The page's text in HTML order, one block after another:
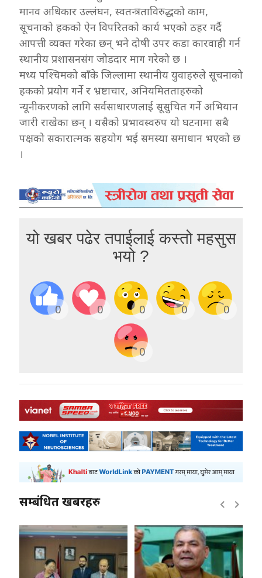
मानव अधिकार उल्लंघन, स्वतन्त्रताविरुद्धको काम,
सूचनाको हकको ऐन विपरितको कार्य भएको ठहर गर्दै
आपत्ती व्यक्त गरेका छन् भने दोषी उपर कडा कारवाही गर्न
स्थानीय प्रशासनसंग जोडदार माग गरेको छ ।
मध्य पश्चिमको बाँके जिल्लामा स्थानीय युवाहरुले सूचनाको
हकको प्रयोग गर्ने र भ्रष्टाचार, अनियमितताहरुको
न्यूनीकरणको लागि सर्वसाधारणलाई सूसुचित गर्ने अभियान
जारी राखेका छन् । यसैको प्रभावस्वरुप यो घटनामा सबै
पक्षको सकारात्मक सहयोग भई समस्या समाधान भएको छ
।
यो खबर पढेर तपाईलाई कस्तो महसुस
भयो ?
0 0 0 0 0
0
सम्बंधित खबरहरु